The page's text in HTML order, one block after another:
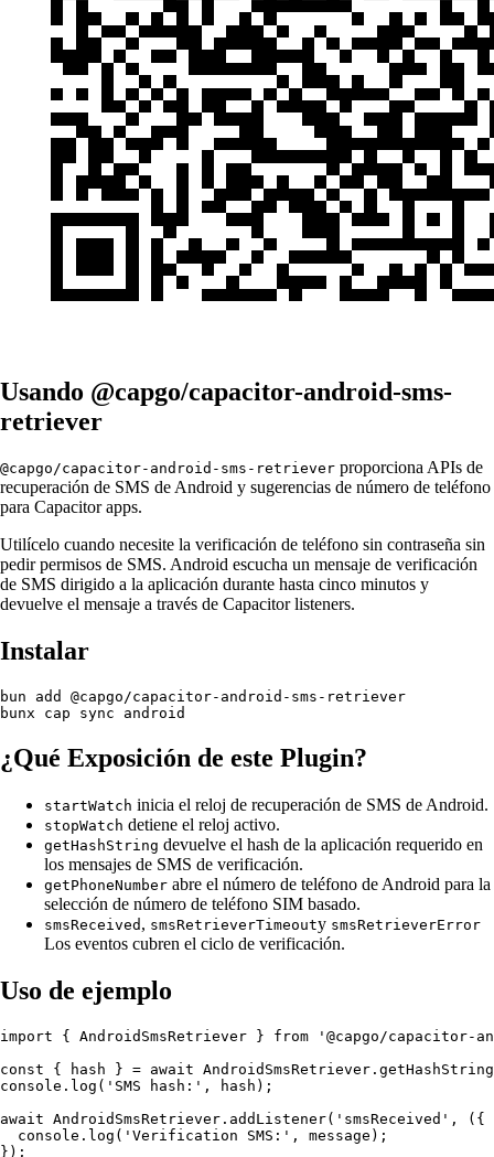
Usando @capgo/capacitor-android-sms-
retriever
@capgo/capacitor-android-sms-retriever proporciona APIs de
recuperación de SMS de Android y sugerencias de número de teléfono
para Capacitor apps.
Utilícelo cuando necesite la verificación de teléfono sin contraseña sin
pedir permisos de SMS. Android escucha un mensaje de verificación
de SMS dirigido a la aplicación durante hasta cinco minutos y
devuelve el mensaje a través de Capacitor listeners.
Instalar
bun add @capgo/capacitor-android-sms-retriever
¿Qué Exposición de este Plugin?
startWatch inicia el reloj de recuperación de SMS de Android.
stopWatch detiene el reloj activo.
getHashString devuelve el hash de la aplicación requerido en
los mensajes de SMS de verificación.
getPhoneNumber abre el número de teléfono de Android para la
selección de número de teléfono SIM basado.
smsReceived , smsRetrieverTimeouty smsRetrieverError
Los eventos cubren el ciclo de verificación.
Uso de ejemplo
import { AndroidSmsRetriever } from '@capgo/capacitor-
const { hash } = await
console.log('SMS hash:', hash);
await AndroidSmsRetriever.addListener('smsReceived', ({
  console.log('Verification SMS:', message);
});